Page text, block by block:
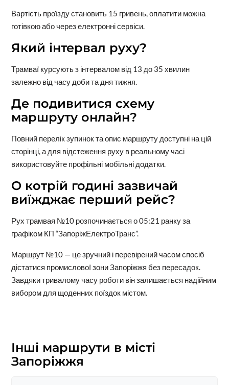
Вартість проїзду становить 15 гривень, оплатити можна
готівкою або через електронні сервіси.
Який інтервал руху?
Трамваї курсують з інтервалом від 13 до 35 хвилин
залежно від часу доби та дня тижня.
Де подивитися схему
маршруту онлайн?
Повний перелік зупинок та опис маршруту доступні на цій
сторінці, а для відстеження руху в реальному часі
використовуйте профільні мобільні додатки.
О котрій годині зазвичай
виїжджає перший рейс?
Рух трамвая №10 розпочинається о 05:21 ранку за
графіком КП “ЗапоріжЕлектроТранс”.
Маршрут №10 — це зручний і перевірений часом спосіб
дістатися промислової зони Запоріжжя без пересадок.
Завдяки тривалому часу роботи він залишається надійним
вибором для щоденних поїздок містом.
Інші маршрути в місті
Запоріжжя